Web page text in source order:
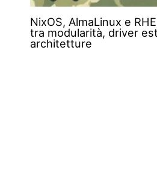
NixOS, AlmaLinux e
tra modularità, driver
architetture